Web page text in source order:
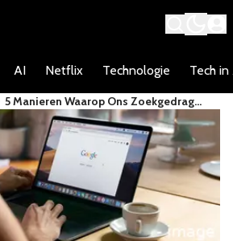
AI Netflix Technologie Tech in
5 Manieren Waarop Ons Zoekgedrag
Verandert